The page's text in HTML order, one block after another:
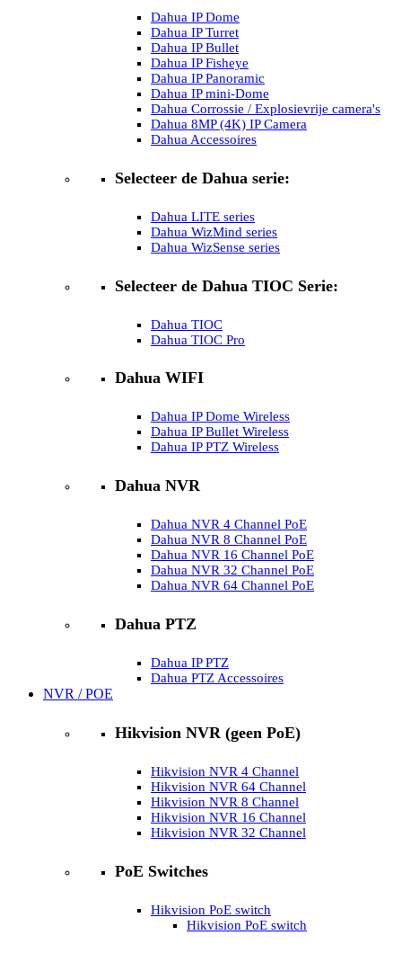
Dahua IP Dome
Dahua IP Turret
Dahua IP Bullet
Dahua IP Fisheye
Dahua IP Panoramic
Dahua IP mini-Dome
Dahua Corrossie / Explosievrije camera's
Dahua 8MP (4K) IP Camera
Dahua Accessoires
Selecteer de Dahua serie:
Dahua LITE series
Dahua WizMind series
Dahua WizSense series
Selecteer de Dahua TIOC Serie:
Dahua TIOC
Dahua TIOC Pro
Dahua WIFI
Dahua IP Dome Wireless
Dahua IP Bullet Wireless
Dahua IP PTZ Wireless
Dahua NVR
Dahua NVR 4 Channel PoE
Dahua NVR 8 Channel PoE
Dahua NVR 16 Channel PoE
Dahua NVR 32 Channel PoE
Dahua NVR 64 Channel PoE
Dahua PTZ
Dahua IP PTZ
Dahua PTZ Accessoires
NVR / POE
Hikvision NVR (geen PoE)
Hikvision NVR 4 Channel
Hikvision NVR 64 Channel
Hikvision NVR 8 Channel
Hikvision NVR 16 Channel
Hikvision NVR 32 Channel
PoE Switches
Hikvision PoE switch
Hikvision PoE switch